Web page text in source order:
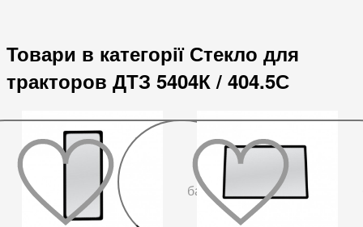
Товари в категорії Стекло для
тракторов ДТЗ 5404К / 404.5С
До
бажаного